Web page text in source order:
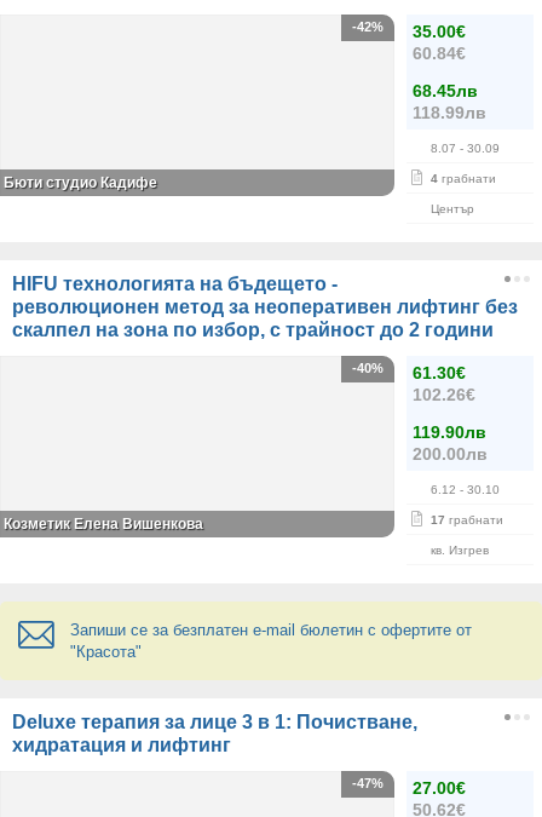
35.00€
60.84€
68.45лв
118.99лв
8.07 - 30.09
4 грабнати
Център
-42%
Бюти студио Кадифе
HIFU технологията на бъдещето -
революционен метод за неоперативен лифтинг без
скалпел на зона по избор, с трайност до 2 години
61.30€
102.26€
119.90лв
200.00лв
6.12 - 30.10
17 грабнати
кв. Изгрев
-40%
Козметик Елена Вишенкова
Запиши се за безплатен e-mail бюлетин с офертите от
"Красота"
Deluxe терапия за лице 3 в 1: Почистване,
хидратация и лифтинг
27.00€
50.62€
-47%